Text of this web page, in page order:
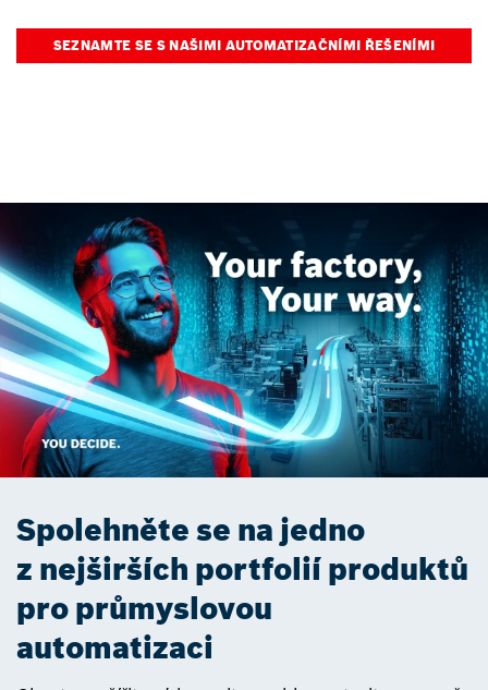
SEZNAMTE SE S NAŠIMI AUTOMATIZAČNÍMI ŘEŠENÍMI
Spolehněte se na jedno
z nejširších portfolií produktů
pro průmyslovou
automatizaci